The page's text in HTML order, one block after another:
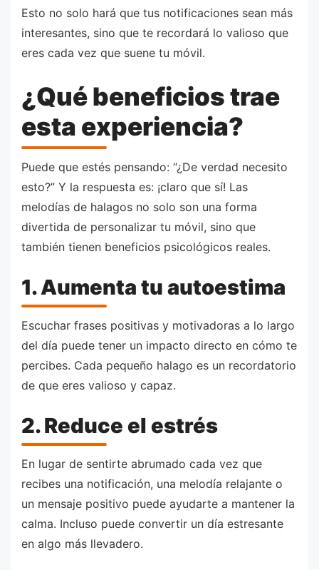
Esto no solo hará que tus notificaciones sean más
interesantes, sino que te recordará lo valioso que
eres cada vez que suene tu móvil.
¿Qué beneficios trae
esta experiencia?
Puede que estés pensando: “¿De verdad necesito
esto?” Y la respuesta es: ¡claro que sí! Las
melodías de halagos no solo son una forma
divertida de personalizar tu móvil, sino que
también tienen beneficios psicológicos reales.
1. Aumenta tu autoestima
Escuchar frases positivas y motivadoras a lo largo
del día puede tener un impacto directo en cómo te
percibes. Cada pequeño halago es un recordatorio
de que eres valioso y capaz.
2. Reduce el estrés
En lugar de sentirte abrumado cada vez que
recibes una notificación, una melodía relajante o
un mensaje positivo puede ayudarte a mantener la
calma. Incluso puede convertir un día estresante
en algo más llevadero.